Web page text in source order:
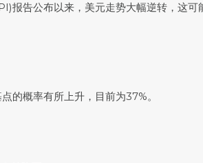
告公布以来，美元走势大幅逆转，这
的概率有所上升，目前为37%。